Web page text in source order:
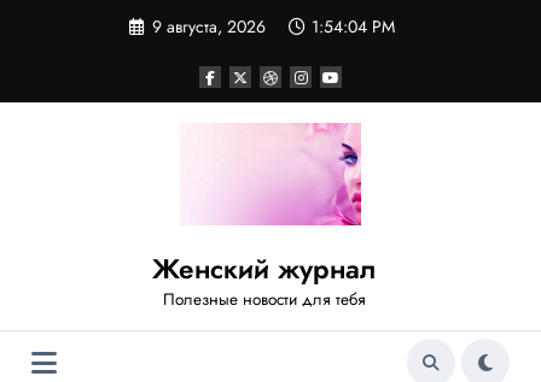
9 августа, 2026 1:54:04 PM
Женский журнал
Полезные новости для тебя